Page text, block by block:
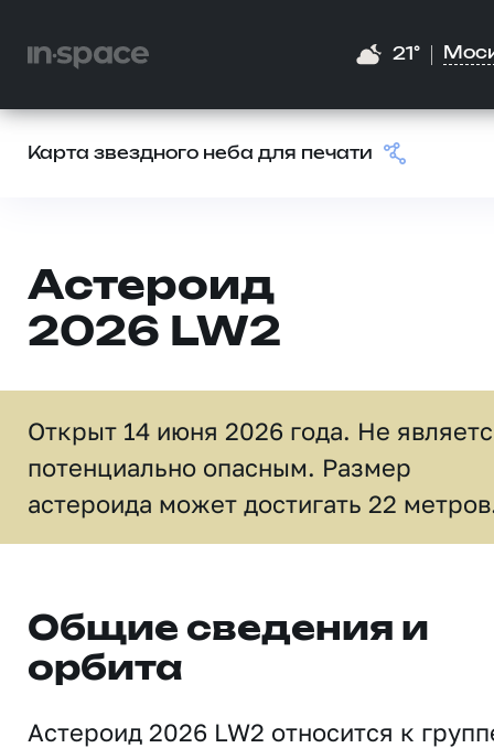
21°
Карта звездного неба для печати
Астероид
2026 LW2
Открыт 14 июня 2026 года. Не
потенциально опасным. Размер
астероида может достигать 22
Общие сведения и
орбита
Астероид 2026 LW2 относится к